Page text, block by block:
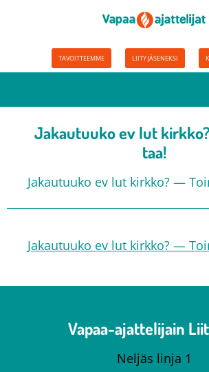
TAVOITTEEMME LIITY JÄSENEKSI
Jakautuuko ev lut
taa!
Jakautuuko ev lut kirkko? —
Jakautuuko ev lut kirkko? —
Vapaa-ajattelijain
Neljäs linja 1